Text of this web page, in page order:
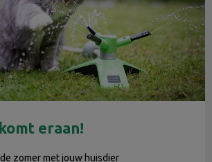
eraan!
zomer met jouw huisdier